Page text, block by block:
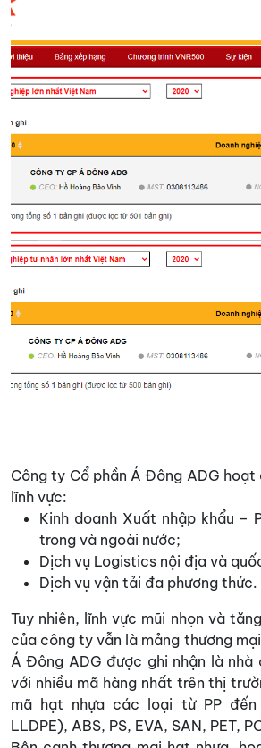
Công ty Cổ phần Á Đông ADG
lĩnh vực:
Kinh doanh Xuất nhập khẩu –
trong và ngoài nước;
Dịch vụ Logistics nội địa và
Dịch vụ vận tải đa phương thức.
Tuy nhiên, lĩnh vực mũi nhọn và
của công ty vẫn là mảng thương
Á Đông ADG được ghi nhận là nhà
với nhiều mã hàng nhất trên thị
mã hạt nhựa các loại từ PP đến
LLDPE), ABS, PS, EVA, SAN, PET,